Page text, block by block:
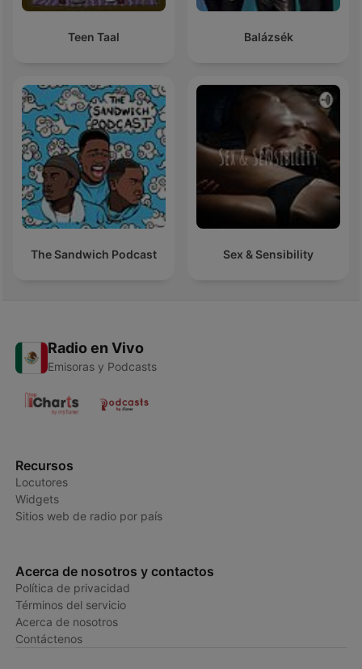
Teen Taal Balázsék
The Sandwich Podcast Sex & Sensibility
Radio en Vivo
Emisoras y Podcasts
Recursos
Locutores
Widgets
Sitios web de radio por país
Acerca de nosotros y contactos
Política de privacidad
Términos del servicio
Acerca de nosotros
Contáctenos